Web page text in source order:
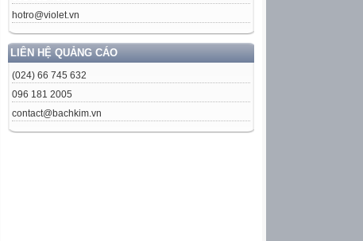
hotro@violet.vn
LIÊN HỆ QUẢNG CÁO
(024) 66 745 632
096 181 2005
contact@bachkim.vn